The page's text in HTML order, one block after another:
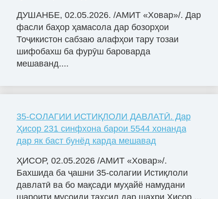
ДУШАНБЕ, 02.05.2026. /АМИТ «Ховар»/. Дар
фасли баҳор ҳамасола дар бозорҳои
Тоҷикистон сабзаю алафҳои тару тозаи
шифобахш ба фурӯш бароварда
мешаванд....
35-СОЛАГИИ ИСТИҚЛОЛИ ДАВЛАТӢ. Дар
Ҳисор 231 синфхона барои 5544 хонанда
дар як баст бунёд карда мешавад
ҲИСОР, 02.05.2026 /АМИТ «Ховар»/.
Бахшида ба ҷашни 35-солагии Истиқлоли
давлатӣ ва бо мақсади муҳайё намудани